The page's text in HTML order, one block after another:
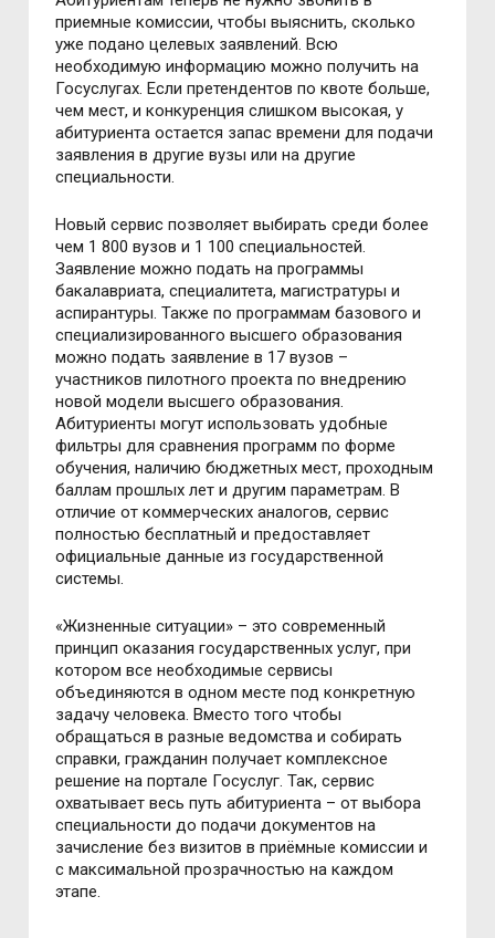
приемные комиссии, чтобы выяснить, сколько
уже подано целевых заявлений. Всю
необходимую информацию можно получить на
Госуслугах. Если претендентов по квоте больше,
чем мест, и конкуренция слишком высокая, у
абитуриента остается запас времени для подачи
заявления в другие вузы или на другие
специальности.
Новый сервис позволяет выбирать среди более
чем 1 800 вузов и 1 100 специальностей.
Заявление можно подать на программы
бакалавриата, специалитета, магистратуры и
аспирантуры. Также по программам базового и
специализированного высшего образования
можно подать заявление в 17 вузов –
участников пилотного проекта по внедрению
новой модели высшего образования.
Абитуриенты могут использовать удобные
фильтры для сравнения программ по форме
обучения, наличию бюджетных мест, проходным
баллам прошлых лет и другим параметрам. В
отличие от коммерческих аналогов, сервис
полностью бесплатный и предоставляет
официальные данные из государственной
системы.
«Жизненные ситуации» – это современный
принцип оказания государственных услуг, при
котором все необходимые сервисы
объединяются в одном месте под конкретную
задачу человека. Вместо того чтобы
обращаться в разные ведомства и собирать
справки, гражданин получает комплексное
решение на портале Госуслуг. Так, сервис
охватывает весь путь абитуриента – от выбора
специальности до подачи документов на
зачисление без визитов в приёмные комиссии и
с максимальной прозрачностью на каждом
этапе.